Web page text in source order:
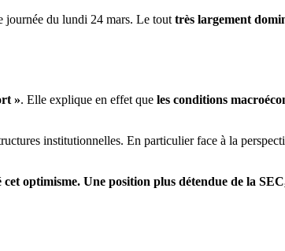
journée du lundi 24 mars. Le tout très largement
». Elle explique en effet que les conditions
institutionnelles. En particulier face à la
optimisme. Une position plus détendue de la